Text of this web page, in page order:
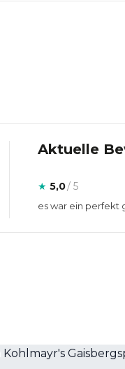
Aktuelle
★ 5,0/ 5
es war ein perfekt